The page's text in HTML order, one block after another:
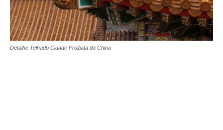
Detalhe Telhado Cidade Proibida da China